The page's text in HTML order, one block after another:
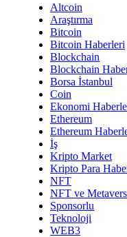
Altcoin
Araştırma
Bitcoin
Bitcoin Haberleri
Blockchain
Blockchain
Borsa İstanbul
Coin
Ekonomi
Ethereum
Ethereum
İş
Kripto Market
Kripto Para
NFT
NFT ve
Sponsorlu
Teknoloji
WEB3